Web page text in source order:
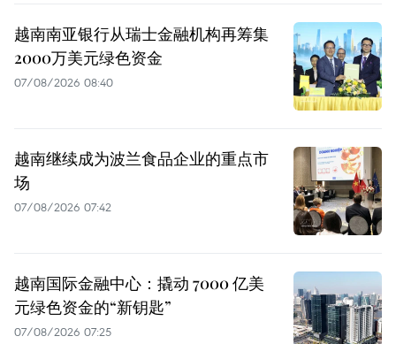
越南南亚银行从瑞士金融机构再筹集
2000万美元绿色资金
07/08/2026 08:40
越南继续成为波兰食品企业的重点市
场
07/08/2026 07:42
越南国际金融中心：撬动 7000 亿美
元绿色资金的“新钥匙”
07/08/2026 07:25